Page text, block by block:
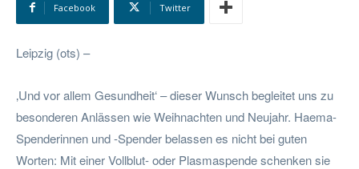
Facebook Twitter
Leipzig (ots) –
‚Und vor allem Gesundheit‘ – dieser Wunsch begleitet uns zu
besonderen Anlässen wie Weihnachten und Neujahr. Haema-
Spenderinnen und -Spender belassen es nicht bei guten
Worten: Mit einer Vollblut- oder Plasmaspende schenken sie